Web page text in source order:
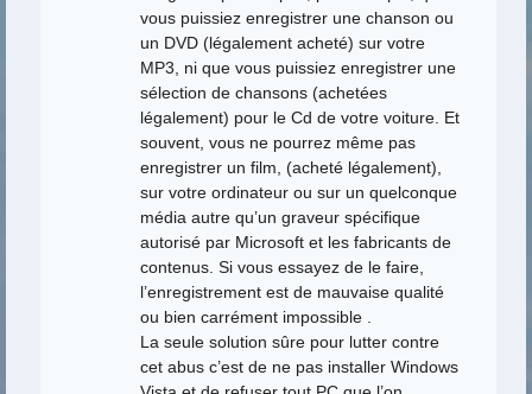
vous puissiez enregistrer une chanson ou
un DVD (légalement acheté) sur votre
MP3, ni que vous puissiez enregistrer une
sélection de chansons (achetées
légalement) pour le Cd de votre voiture. Et
souvent, vous ne pourrez même pas
enregistrer un film, (acheté légalement),
sur votre ordinateur ou sur un quelconque
média autre qu’un graveur spécifique
autorisé par Microsoft et les fabricants de
contenus. Si vous essayez de le faire,
l’enregistrement est de mauvaise qualité
ou bien carrément impossible .
La seule solution sûre pour lutter contre
cet abus c’est de ne pas installer Windows